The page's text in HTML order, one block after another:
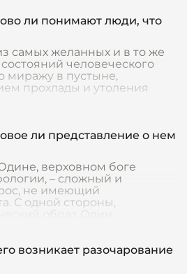
ли понимают люди, что
самых желанных и в то же
человеческого
миражу в пустыне,
прохлады и утоления
ли представление о нем
верховном боге
– сложный и
не имеющий
С одной стороны,
образ Один
возникает разочарование